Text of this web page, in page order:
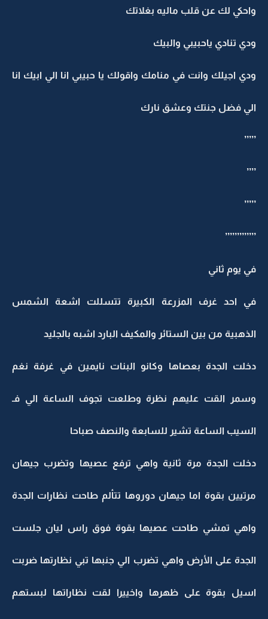
واحكي لك عن قلب ماليه بغلاتك
ودي تنادي ياحبيبي والبيك
ودي اجيلك وانت في منامك واقولك يا حبيبي انا الي ابيك انا
الي فضل جنتك وعشق نارك
’’’’’
’’’’
’’’’’
’’’’’’’’’’’’’
في يوم ثاني
في احد غرف المزرعة الكبيرة تتسللت اشعة الشمس
الذهبية من بين الستائر والمكيف البارد اشبه بالجليد
دخلت الجدة بعصاها وكانو البنات نايمين في غرفة نغم
وسمر القت عليهم نظرة وطلعت تجوف الساعة الي فـ
السيب الساعة تشير للسابعة والنصف صباحا
دخلت الجدة مرة ثانية واهي ترفع عصيها وتضرب جيهان
مرتيين بقوة اما جيهان دوروها تتألم طاحت نظارات الجدة
واهي تمشي طاحت عصيها بقوة فوق راس ليان جلست
الجدة على الأرض واهي تضرب الي جنبها تبي نظارتها ضربت
اسيل بقوة على ظهرها واخييرا لقت نظاراتها لبستهم